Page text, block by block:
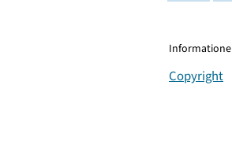
Copyright